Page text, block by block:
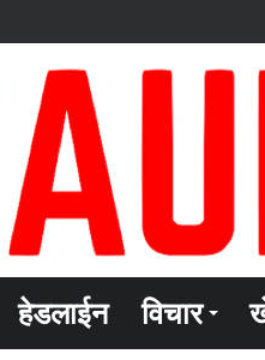
हेडलाईन विचार